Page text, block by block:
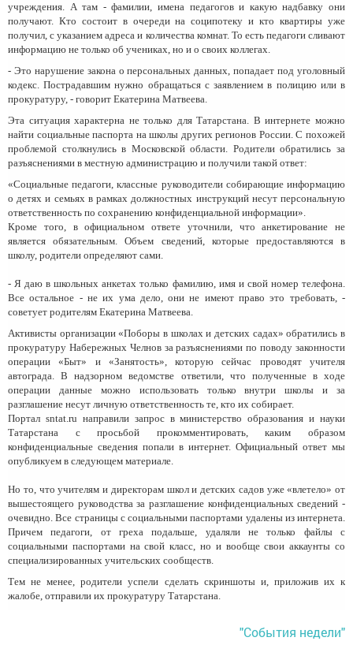
учреждения. А там - фамилии, имена педагогов и какую надбавку они
получают. Кто состоит в очереди на соципотеку и кто квартиры уже
получил, с указанием адреса и количества комнат. То есть педагоги сливают
информацию не только об учениках, но и о своих коллегах.
- Это нарушение закона о персональных данных, попадает под уголовный
кодекс. Пострадавшим нужно обращаться с заявлением в полицию или в
прокуратуру, - говорит Екатерина Матвеева.
Эта ситуация характерна не только для Татарстана. В интернете можно
найти социальные паспорта на школы других регионов России. С похожей
проблемой столкнулись в Московской области. Родители обратились за
разъяснениями в местную администрацию и получили такой ответ:
«Социальные педагоги, классные руководители собирающие информацию
о детях и семьях в рамках должностных инструкций несут персональную
ответственность по сохранению конфиденциальной информации».
Кроме того, в официальном ответе уточнили, что анкетирование не
является обязательным. Объем сведений, которые предоставляются в
школу, родители определяют сами.
- Я даю в школьных анкетах только фамилию, имя и свой номер телефона.
Все остальное - не их ума дело, они не имеют право это требовать, -
советует родителям Екатерина Матвеева.
Активисты организации «Поборы в школах и детских садах» обратились в
прокуратуру Набережных Челнов за разъяснениями по поводу законности
операции «Быт» и «Занятость», которую сейчас проводят учителя
автограда. В надзорном ведомстве ответили, что полученные в ходе
операции данные можно использовать только внутри школы и за
разглашение несут личную ответственность те, кто их собирает.
Портал sntat.ru направили запрос в министерство образования и науки
Татарстана с просьбой прокомментировать, каким образом
конфиденциальные сведения попали в интернет. Официальный ответ мы
опубликуем в следующем материале.
Но то, что учителям и директорам школ и детских садов уже «влетело» от
вышестоящего руководства за разглашение конфиденциальных сведений -
очевидно. Все страницы с социальными паспортами удалены из интернета.
Причем педагоги, от греха подальше, удаляли не только файлы с
социальными паспортами на свой класс, но и вообще свои аккаунты со
специализированных учительских сообществ.
Тем не менее, родители успели сделать скриншоты и, приложив их к
жалобе, отправили их прокуратуру Татарстана.
"События недели"